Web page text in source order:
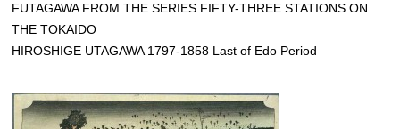
FUTAGAWA FROM THE SERIES FIFTY-THREE STATIONS ON
THE TOKAIDO
HIROSHIGE UTAGAWA 1797-1858 Last of Edo Period